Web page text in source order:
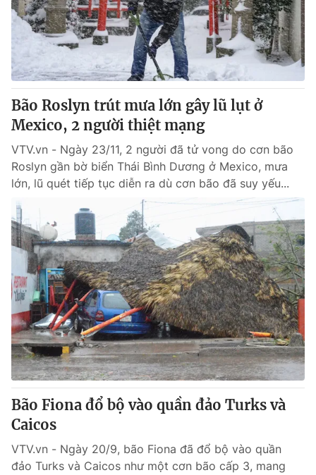
Bão Roslyn trút mưa lớn gây lũ lụt ở
Mexico, 2 người thiệt mạng
VTV.vn - Ngày 23/11, 2 người đã tử vong do cơn bão
Roslyn gần bờ biển Thái Bình Dương ở Mexico, mưa
lớn, lũ quét tiếp tục diễn ra dù cơn bão đã suy yếu...
Bão Fiona đổ bộ vào quần đảo Turks và
Caicos
VTV.vn - Ngày 20/9, bão Fiona đã đổ bộ vào quần
đảo Turks và Caicos như một cơn bão cấp 3, mang